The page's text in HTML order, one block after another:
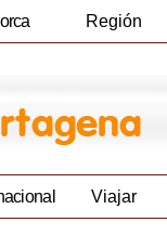
Región
Viajar